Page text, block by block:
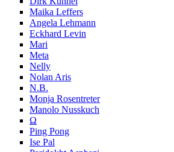
Maika Leffers
Angela Lehmann
Eckhard Levin
Mari
Meta
Nelly
Nolan Aris
N.B.
Monja Rosentreter
Manolo Nusskuch
Ω
Ping Pong
Ise Pal